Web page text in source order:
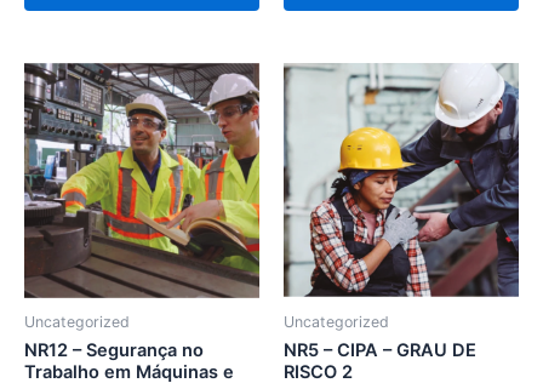
Uncategorized
NR12 – Segurança no
Trabalho em Máquinas e
Uncategorized
NR5 – CIPA – GRAU DE
RISCO 2